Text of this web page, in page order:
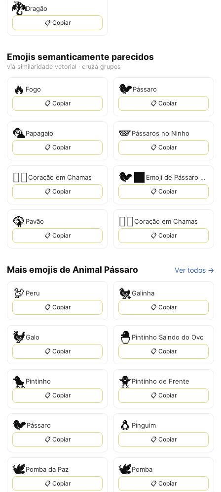
🐉Dragão
📋 Copiar
Emojis semanticamente parecidos
via similaridade vetorial · cruza grupos
🔥 Fogo
📋 Copiar
🐦Pássaro
📋 Copiar
🦜Papagaio
📋 Copiar
🪽Pássaros no Ninho
📋 Copiar
❤️‍🔥Coração em Chamas
📋 Copiar
🐦‍⬛ Emoji de Pássaro Preto
📋 Copiar
🦚 Pavão
📋 Copiar
❤‍🔥Coração em Chamas
📋 Copiar
Mais emojis de Animal Pássaro Ver todos →
🦃 Peru
📋 Copiar
🐔Galinha
📋 Copiar
🐓Galo
📋 Copiar
🐣 Pintinho Saindo do Ovo
📋 Copiar
🐤 Pintinho
📋 Copiar
🐥Pintinho de Frente
📋 Copiar
🐦Pássaro
📋 Copiar
🐧 Pinguim
📋 Copiar
🕊️Pomba da Paz
📋 Copiar
🕊Pomba
📋 Copiar